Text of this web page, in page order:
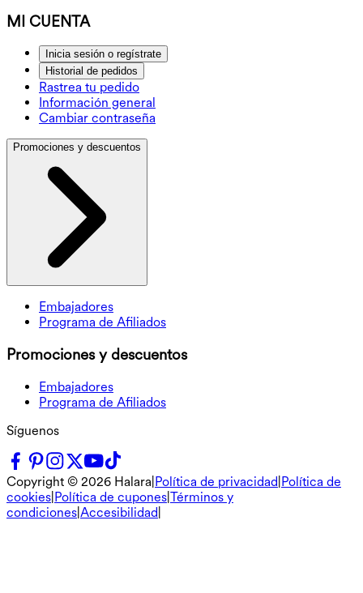
MI CUENTA
Inicia sesión o regístrate
Historial de pedidos
Rastrea tu pedido
Información general
Cambiar contraseña
Promociones y descuentos
Embajadores
Programa de Afiliados
Promociones y descuentos
Embajadores
Programa de Afiliados
Síguenos
Copyright © 2026 Halara Política de privacidad Política de
cookies Política de cupones Términos y
condiciones Accesibilidad